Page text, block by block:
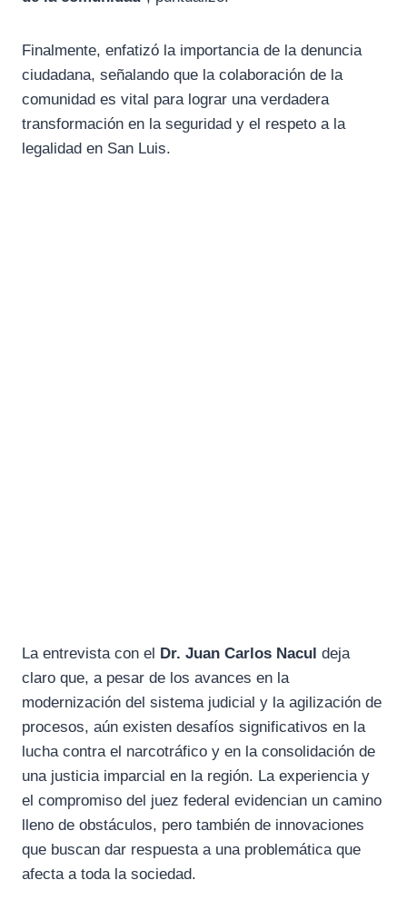
Finalmente, enfatizó la importancia de la denuncia
ciudadana, señalando que la colaboración de la
comunidad es vital para lograr una verdadera
transformación en la seguridad y el respeto a la
legalidad en San Luis.
La entrevista con el Dr. Juan Carlos Nacul deja
claro que, a pesar de los avances en la
modernización del sistema judicial y la agilización de
procesos, aún existen desafíos significativos en la
lucha contra el narcotráfico y en la consolidación de
una justicia imparcial en la región. La experiencia y
el compromiso del juez federal evidencian un camino
lleno de obstáculos, pero también de innovaciones
que buscan dar respuesta a una problemática que
afecta a toda la sociedad.